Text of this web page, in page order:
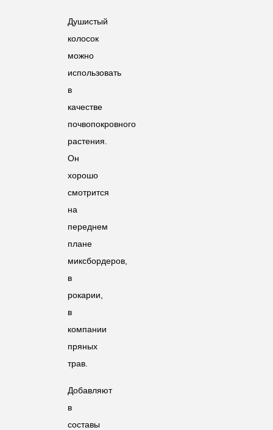
Душистый
колосок
можно
использовать
в
качестве
почвопокровного
растения.
Он
хорошо
смотрится
на
переднем
плане
миксбордеров,
в
рокарии,
в
компании
пряных
трав.
Добавляют
в
составы